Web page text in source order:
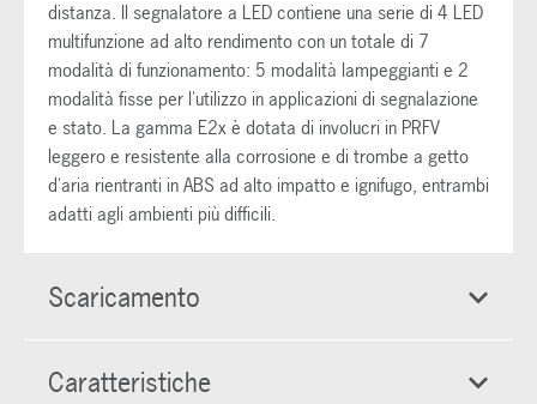
distanza. Il segnalatore a LED contiene una serie di 4 LED
multifunzione ad alto rendimento con un totale di 7
modalità di funzionamento: 5 modalità lampeggianti e 2
modalità fisse per l'utilizzo in applicazioni di segnalazione
e stato. La gamma E2x è dotata di involucri in PRFV
leggero e resistente alla corrosione e di trombe a getto
d'aria rientranti in ABS ad alto impatto e ignifugo, entrambi
adatti agli ambienti più difficili.
Scaricamento
Caratteristiche